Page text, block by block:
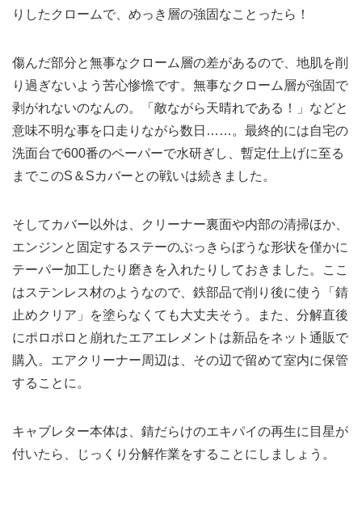
りしたクロームで、めっき層の強固なことったら！
傷んだ部分と無事なクローム層の差があるので、地肌を削
り過ぎないよう苦心惨憺です。無事なクローム層が強固で
剥がれないのなんの。「敵ながら天晴れである！」などと
意味不明な事を口走りながら数日……。最終的には自宅の
洗面台で600番のペーパーで水研ぎし、暫定仕上げに至る
までこのS＆Sカバーとの戦いは続きました。
そしてカバー以外は、クリーナー裏面や内部の清掃ほか、
エンジンと固定するステーのぶっきらぼうな形状を僅かに
テーパー加工したり磨きを入れたりしておきました。ここ
はステンレス材のようなので、鉄部品で削り後に使う「錆
止めクリア」を塗らなくても大丈夫そう。また、分解直後
にポロポロと崩れたエアエレメントは新品をネット通販で
購入。エアクリーナー周辺は、その辺で留めて室内に保管
することに。
キャブレター本体は、錆だらけのエキパイの再生に目星が
付いたら、じっくり分解作業をすることにしましょう。